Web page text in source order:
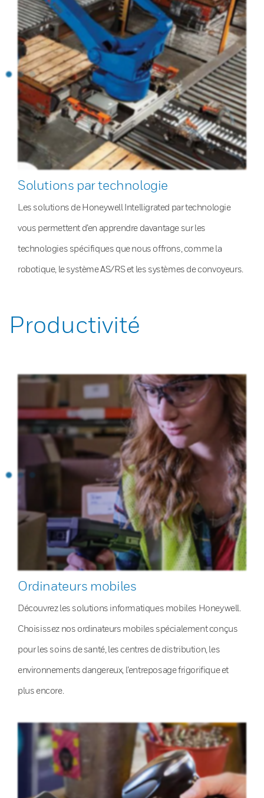
Solutions par technologie
Les solutions de Honeywell Intelligrated par technologie
vous permettent d’en apprendre davantage sur les
technologies spécifiques que nous offrons, comme la
robotique, le système AS/RS et les systèmes de convoyeurs.
Productivité
Ordinateurs mobiles
Découvrez les solutions informatiques mobiles Honeywell.
Choisissez nos ordinateurs mobiles spécialement conçus
pour les soins de santé, les centres de distribution, les
environnements dangereux, l’entreposage frigorifique et
plus encore.